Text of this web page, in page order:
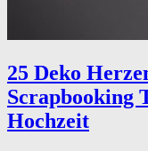
25 Deko
Scrapbooking
Hochzeit